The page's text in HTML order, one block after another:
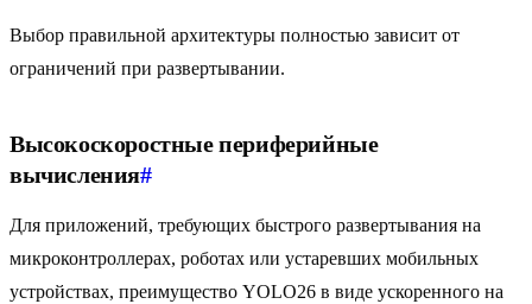
Выбор правильной архитектуры полностью зависит от
ограничений при развертывании.
Высокоскоростные периферийные
вычисления#
Для приложений, требующих быстрого развертывания на
микроконтроллерах, роботах или устаревших мобильных
устройствах, преимущество YOLO26 в виде ускоренного на